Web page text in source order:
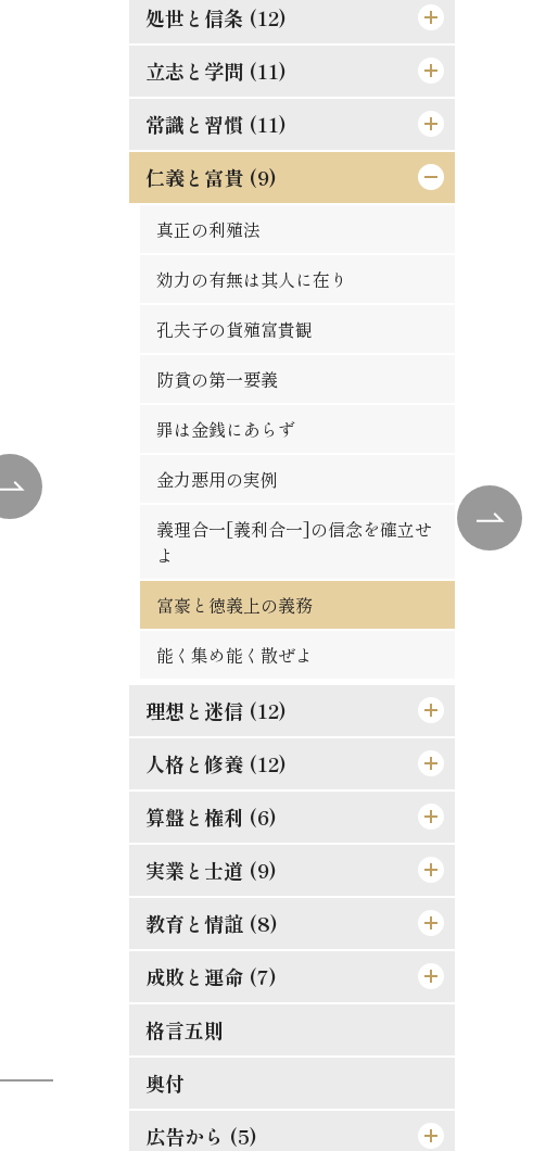
処世と信条 (12)
論語と算盤は甚だ遠くして甚だ近い
士魂商才
天は人を罰せず
人物の観察法
論語は万人共通の実用的教訓
時期を待つの要あり
人は平等なるべし
争ひの可否
大丈夫の試金石
蟹穴主義が肝要
得意時代と失意時代
[格言]
立志と学問 (11)
精神老衰の予防法
現在に働け
大正維新の覚悟
秀吉の長所と短所
自ら箸を取れ
大立志と小立志との調和
君子の争ひたれ
社会と学問との関係
勇猛心の養成法
[格言]
常識と習慣 (11)
常識とは如何なるものか
口は禍福の門なり
悪んで其の美を知れ
習慣の感染性と伝播力
偉き人と完き人
親切らしき不親切
何をか真才真智と謂ふ
動機と結果
人生は努力にあり
正に就き邪に遠ざかるの道
仁義と富貴 (9)
真正の利殖法
効力の有無は其人に在り
孔夫子の貨殖富貴観
防貧の第一要義
罪は金銭にあらず
金力悪用の実例
義理合一[義利合一]の信念を確立せ
よ
富豪と徳義上の義務
能く集め能く散ぜよ
理想と迷信 (12)
道理ある希望を持て
この熱誠を要す
道徳は進化すべきか
斯の如き矛盾を根絶すべし
人生観の両面
人格と修養 (12)
楽翁公の幼時
人格の標準は如何
誤解され易き元気
二宮尊徳と西郷隆盛
修養は理論ではない
算盤と権利 (6)
仁に当つては師に譲らず
金門公園の掛札
唯王道あるのみ
競争の善意と悪意
合理的の経営
実業と士道 (9)
武士道は即ち実業道なり
文明人の貪戻
相愛忠恕の道を以て交はるべし
天然の抵抗を征服せよ
摸倣時代に別れよ
教育と情誼 (8)
孝は強ふべきものに非ず
現代教育の得失
偉人と其の母
其罪果して孰れに在りや
成敗と運命 (7)
それ唯忠恕のみ
失敗らしき成功
人事を尽して天命を待て
格言五則
奥付
広告から (5)